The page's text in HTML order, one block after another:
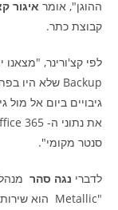
ההוגן", אומר איגור
קבוצת כתר.
גיבויים ביום אל
סנטר מקומי".
לדברי נגה סהר